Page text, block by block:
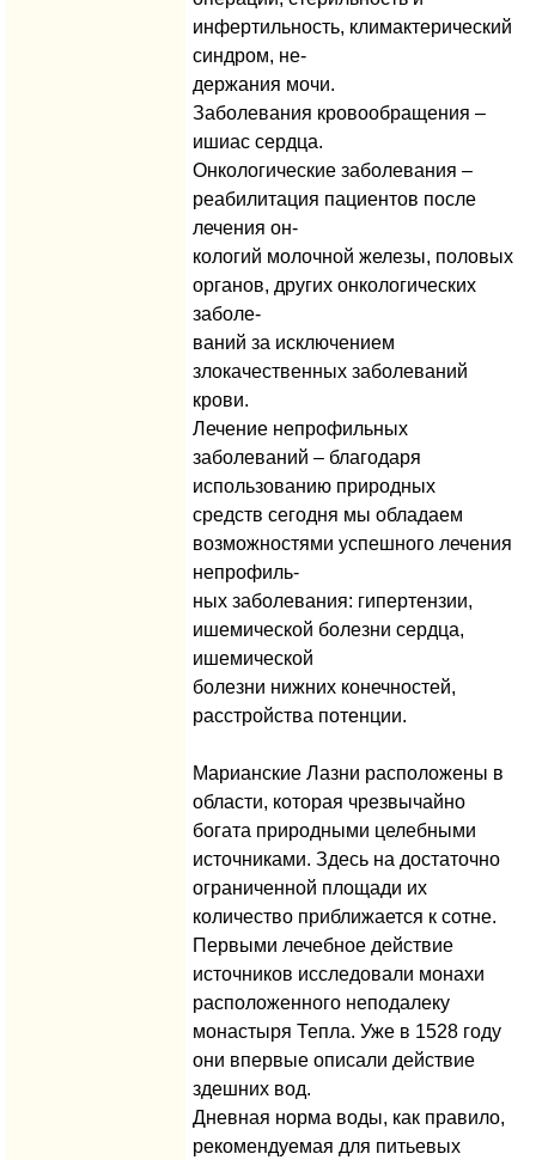
инфертильность, климактерический
синдром, не-
держания мочи.
Заболевания кровообращения –
ишиас сердца.
Онкологические заболевания –
реабилитация пациентов после
лечения он-
кологий молочной железы, половых
органов, других онкологических
заболе-
ваний за исключением
злокачественных заболеваний
крови.
Лечение непрофильных
заболеваний – благодаря
использованию природных
средств сегодня мы обладаем
возможностями успешного лечения
непрофиль-
ных заболевания: гипертензии,
ишемической болезни сердца,
ишемической
болезни нижних конечностей,
расстройства потенции.
Марианские Лазни расположены в
области, которая чрезвычайно
богата природными целебными
источниками. Здесь на достаточно
ограниченной площади их
количество приближается к сотне.
Первыми лечебное действие
источников исследовали монахи
расположенного неподалеку
монастыря Тепла. Уже в 1528 году
они впервые описали действие
здешних вод.
Дневная норма воды, как правило,
рекомендуемая для питьевых